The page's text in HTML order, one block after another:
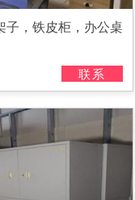
子，铁皮柜，办公桌
联系